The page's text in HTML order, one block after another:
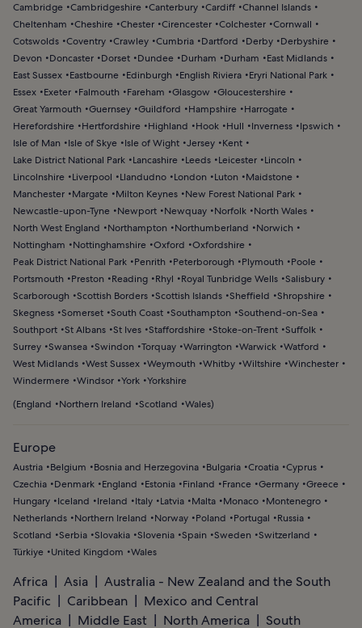
Cambridge Cambridgeshire Canterbury Cardiff Channel Islands
Cheltenham
Cheshire Chester Cirencester Colchester Cornwall
Cotswolds Coventry Crawley Cumbria Dartford Derby
Derbyshire
Devon
Doncaster Dorset Dundee Durham Durham
East Midlands
East Sussex
Eastbourne Edinburgh English Riviera
Eryri National Park
Essex
Exeter Falmouth Fareham Glasgow
Gloucestershire
Great Yarmouth
Guernsey Guildford Hampshire
Harrogate
Herefordshire
Hertfordshire Highland Hook Hull Inverness
Ipswich
Isle of Man
Isle of Skye Isle of Wight Jersey
Kent
Lake District National Park
Lancashire Leeds Leicester
Lincoln
Lincolnshire
Liverpool Llandudno London Luton
Maidstone
Manchester
Margate Milton Keynes
New Forest National Park
Newcastle-upon-Tyne
Newport Newquay Norfolk
North Wales
North West England
Northampton Northumberland
Norwich
Nottingham
Nottinghamshire Oxford
Oxfordshire
Peak District National Park
Penrith Peterborough Plymouth
Poole
Portsmouth
Preston Reading Rhyl Royal Tunbridge Wells Salisbury
Scarborough
Scottish Borders Scottish Islands Sheffield
Shropshire
Skegness Somerset South Coast Southampton
Southend-on-Sea
Southport St Albans St Ives Staffordshire Stoke-on-Trent Suffolk
Surrey Swansea Swindon Torquay Warrington Warwick Watford
West Midlands West Sussex Weymouth Whitby Wiltshire Winchester
Windermere Windsor York Yorkshire
(England Northern Ireland Scotland Wales)
Europe
Austria Belgium Bosnia and Herzegovina Bulgaria Croatia Cyprus
Czechia
Denmark England Estonia Finland France Germany Greece
Hungary
Iceland Ireland Italy Latvia Malta Monaco
Montenegro
Netherlands
Northern Ireland Norway Poland Portugal
Russia
Scotland
Serbia Slovakia Slovenia Spain Sweden
Switzerland
Türkiye
United Kingdom Wales
Africa Asia
Australia - New Zealand and the South
Pacific
Caribbean
Mexico and Central
America
Middle East North America
South